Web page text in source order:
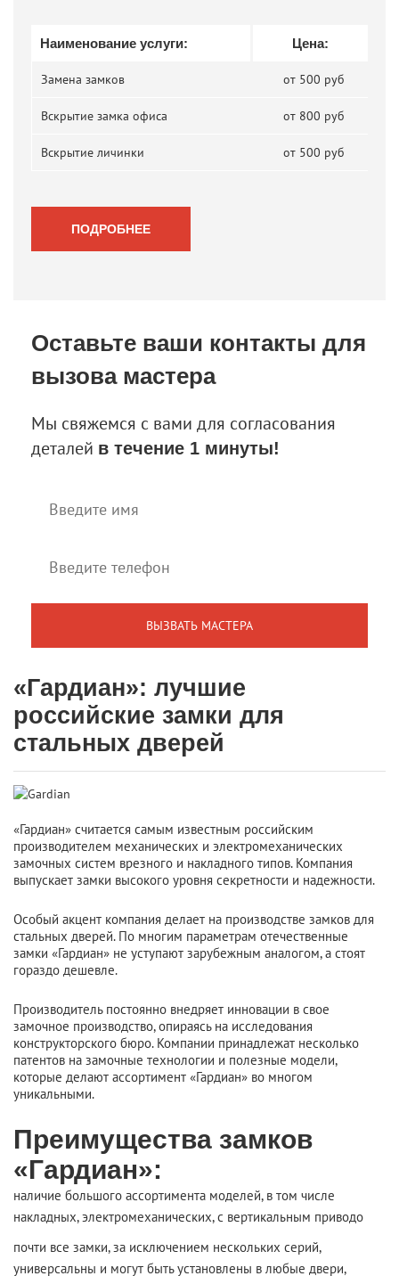
«Гардиан»: лучшие
российские замки для
стальных дверей
«Гардиан» считается самым известным российским
производителем механических и электромеханических
замочных систем врезного и накладного типов. Компания
выпускает замки высокого уровня секретности и надежности.
Особый акцент компания делает на производстве замков для
стальных дверей. По многим параметрам отечественные
замки «Гардиан» не уступают зарубежным аналогом, а стоят
гораздо дешевле.
Производитель постоянно внедряет инновации в свое
замочное производство, опираясь на исследования
конструкторского бюро. Компании принадлежат несколько
патентов на замочные технологии и полезные модели,
которые делают ассортимент «Гардиан» во многом
уникальными.
Преимущества замков
«Гардиан»:
наличие большого ассортимента моделей, в том числе
накладных, электромеханических, с вертикальным приводо
почти все замки, за исключением нескольких серий,
универсальны и могут быть установлены в любые двери,
Оставьте ваши контакты для
вызова мастера
Мы свяжемся с вами для согласования
деталей в течение 1 минуты!
Наименование услуги: Цена:
Замена замков от 500 руб
Вскрытие замка офиса от 800 руб
Вскрытие личинки от 500 руб
ПОДРОБНЕЕ